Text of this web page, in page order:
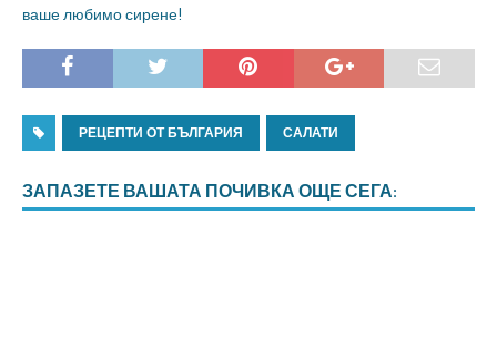
ваше любимо сирене!
РЕЦЕПТИ ОТ БЪЛГАРИЯ САЛАТИ
ЗАПАЗЕТЕ ВАШАТА ПОЧИВКА ОЩЕ СЕГА: